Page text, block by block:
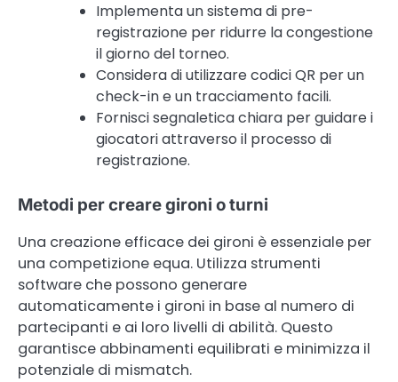
Implementa un sistema di pre-
registrazione per ridurre la congestione
il giorno del torneo.
Considera di utilizzare codici QR per un
check-in e un tracciamento facili.
Fornisci segnaletica chiara per guidare i
giocatori attraverso il processo di
registrazione.
Metodi per creare gironi o turni
Una creazione efficace dei gironi è essenziale per
una competizione equa. Utilizza strumenti
software che possono generare
automaticamente i gironi in base al numero di
partecipanti e ai loro livelli di abilità. Questo
garantisce abbinamenti equilibrati e minimizza il
potenziale di mismatch.